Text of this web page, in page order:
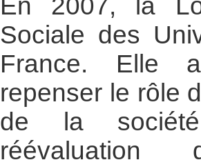
En 2007, la
Sociale des
France. Elle
repenser le rôle
de la
réévaluation